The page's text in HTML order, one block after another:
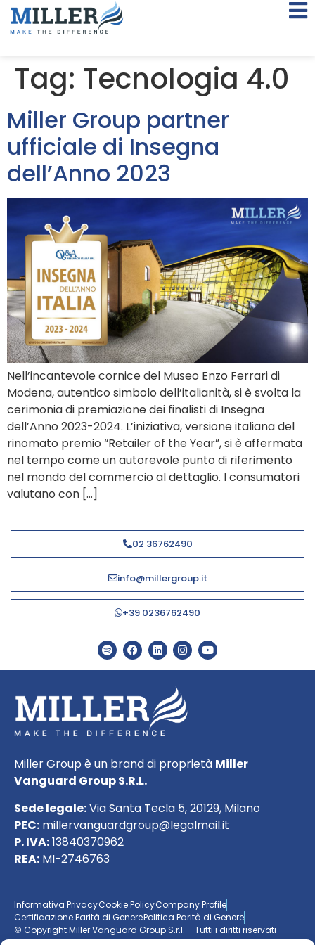
Tag: Tecnologia 4.0
Miller Group partner
ufficiale di Insegna
dell’Anno 2023
Nell’incantevole cornice del Museo Enzo Ferrari di
Modena, autentico simbolo dell’italianità, si è svolta la
cerimonia di premiazione dei finalisti di Insegna
dell’Anno 2023-2024. L’iniziativa, versione italiana del
rinomato premio “Retailer of the Year”, si è affermata
nel tempo come un autorevole punto di riferimento
nel mondo del commercio al dettaglio. I consumatori
valutano con […]
02 36762490
info@millergroup.it
+39 0236762490
Miller Group è un brand di proprietà Miller
Vanguard Group S.R.L.
Sede legale:Via Santa Tecla 5, 20129, Milano
PEC: millervanguardgroup@legalmail.it
P. IVA:13840370962
REA: MI-2746763
Informativa PrivacyCookie PolicyCompany Profile
Certificazione Parità di GenerePolitica Parità di Genere
© Copyright Miller Vanguard Group S.r.l. – Tutti i diritti riservati